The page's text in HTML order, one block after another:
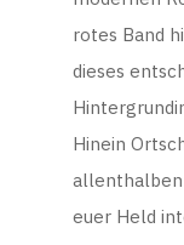
rotes Band
dieses
Hinein
allenthalben
euer Held